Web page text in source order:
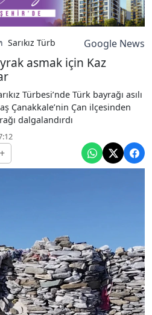
Sarıkız Türbesi’ne bayrak asmak
Google News
asmak için Kaz
Türbesi’nde Türk bayrağı asılı
Çanakkale’nin Çan ilçesinden
dalgalandırdı